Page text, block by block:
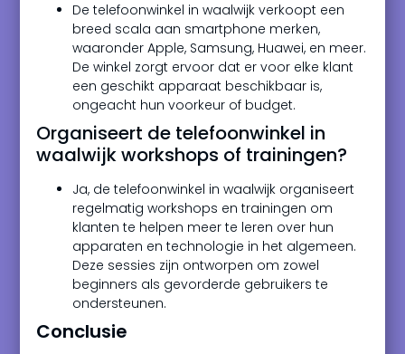
De telefoonwinkel in waalwijk verkoopt een
breed scala aan smartphone merken,
waaronder Apple, Samsung, Huawei, en meer.
De winkel zorgt ervoor dat er voor elke klant
een geschikt apparaat beschikbaar is,
ongeacht hun voorkeur of budget.
Organiseert de telefoonwinkel in
waalwijk workshops of trainingen?
Ja, de telefoonwinkel in waalwijk organiseert
regelmatig workshops en trainingen om
klanten te helpen meer te leren over hun
apparaten en technologie in het algemeen.
Deze sessies zijn ontworpen om zowel
beginners als gevorderde gebruikers te
ondersteunen.
Conclusie